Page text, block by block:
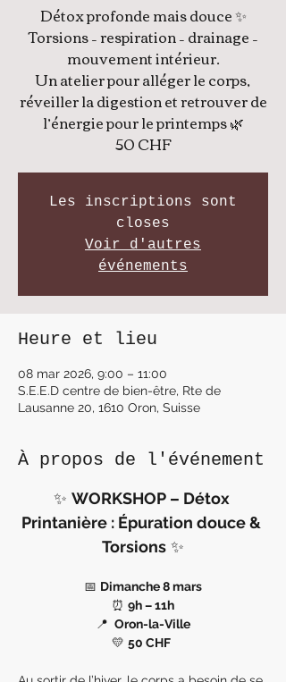
Détox profonde mais douce ✨
Torsions – respiration – drainage –
mouvement intérieur.
Un atelier pour alléger le corps,
réveiller la digestion et retrouver de
l’énergie pour le printemps 🌿
50 CHF
Les inscriptions sont
closes
Voir d'autres
événements
Heure et lieu
08 mar 2026, 9:00 – 11:00
S.E.E.D centre de bien-être, Rte de
Lausanne 20, 1610 Oron, Suisse
À propos de l'événement
✨ WORKSHOP – Détox
Printanière : Épuration douce &
Torsions ✨
📅 Dimanche 8 mars
⏰ 9h – 11h
📍 Oron-la-Ville
💛 50 CHF